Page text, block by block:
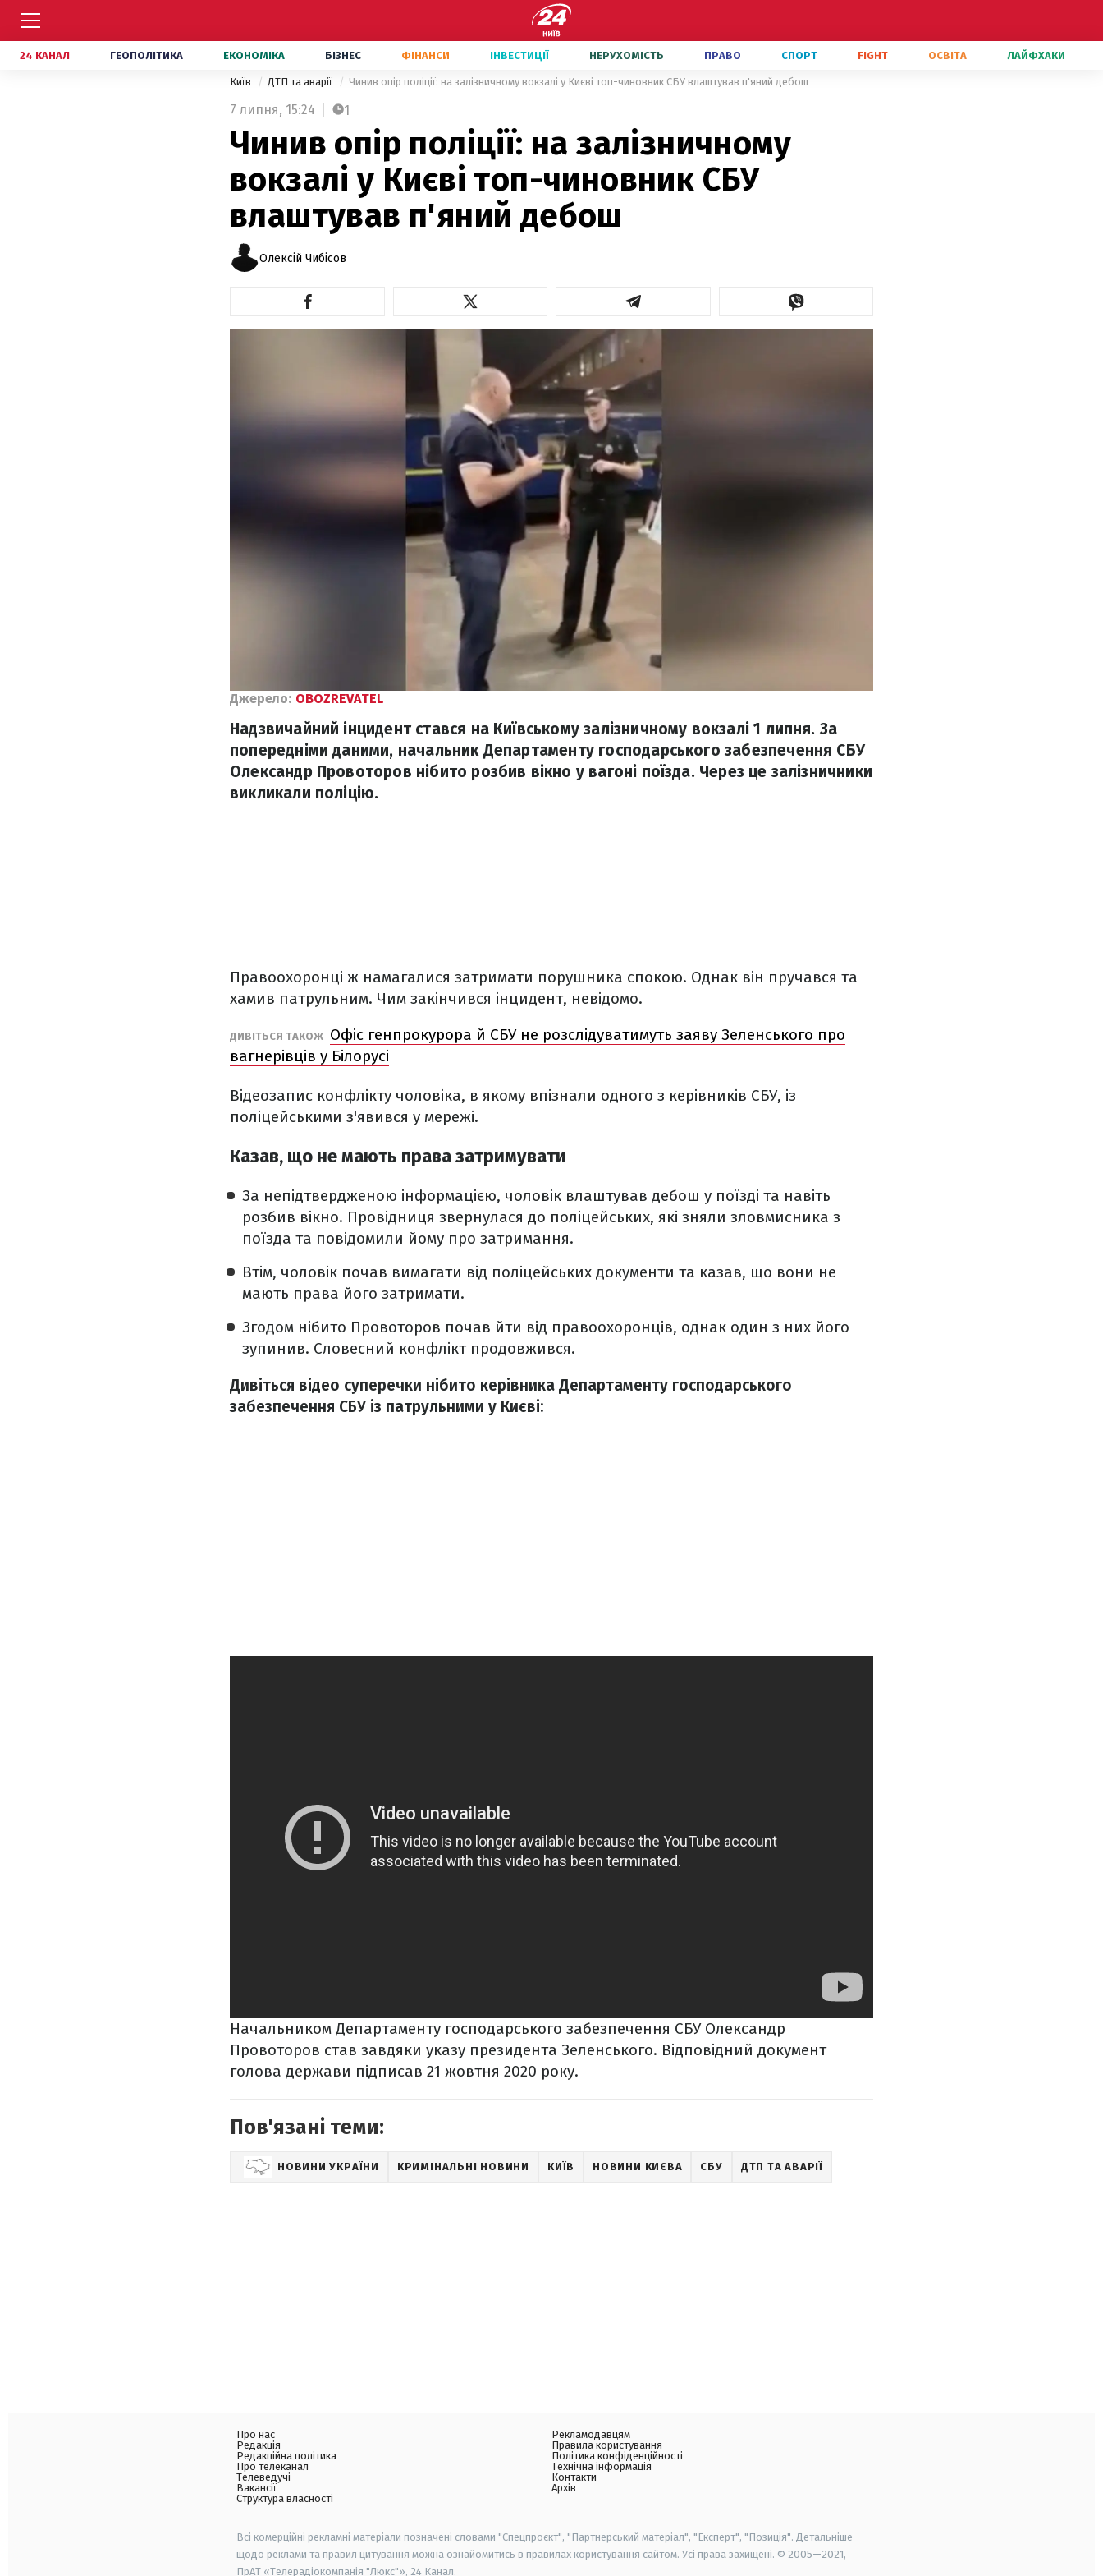
24 КАНАЛ ГЕОПОЛІТИКА ЕКОНОМІКА БІЗНЕС ФІНАНСИ ІНВЕСТИЦІЇ НЕРУХОМІСТЬ ПРАВО СПОРТ FIGHT ОСВІТА ЛАЙФХАКИ
Київ ДТП та аварії Чинив опір поліції: на залізничному вокзалі у Києві топ-чиновник СБУ влаштував п'яний дебош
7 липня, 15:24 1
Чинив опір поліції: на залізничному
вокзалі у Києві топ-чиновник СБУ
влаштував п'яний дебош
Олексій Чибісов
Джерело: OBOZREVATEL
Надзвичайний інцидент стався на Київському залізничному вокзалі 1 липня. За
попередніми даними, начальник Департаменту господарського забезпечення СБУ
Олександр Провоторов нібито розбив вікно у вагоні поїзда. Через це залізничники
викликали поліцію.
Правоохоронці ж намагалися затримати порушника спокою. Однак він пручався та
хамив патрульним. Чим закінчився інцидент, невідомо.
ДИВІТЬСЯ ТАКОЖ Офіс генпрокурора й СБУ не розслідуватимуть заяву Зеленського про
вагнерівців у Білорусі
Відеозапис конфлікту чоловіка, в якому впізнали одного з керівників СБУ, із
поліцейськими з'явився у мережі.
Казав, що не мають права затримувати
За непідтвердженою інформацією, чоловік влаштував дебош у поїзді та навіть
розбив вікно. Провідниця звернулася до поліцейських, які зняли зловмисника з
поїзда та повідомили йому про затримання.
Втім, чоловік почав вимагати від поліцейських документи та казав, що вони не
мають права його затримати.
Згодом нібито Провоторов почав йти від правоохоронців, однак один з них його
зупинив. Словесний конфлікт продовжився.
Дивіться відео суперечки нібито керівника Департаменту господарського
забезпечення СБУ із патрульними у Києві:
Начальником Департаменту господарського забезпечення СБУ Олександр
Провоторов став завдяки указу президента Зеленського. Відповідний документ
голова держави підписав 21 жовтня 2020 року.
Пов'язані теми:
НОВИНИ УКРАЇНИ КРИМІНАЛЬНІ НОВИНИ КИЇВ НОВИНИ КИЄВА СБУ ДТП ТА АВАРІЇ
Про нас
Редакція
Редакційна політика
Про телеканал
Телеведучі
Вакансії
Структура власності
Рекламодавцям
Правила користування
Політика конфіденційності
Технічна інформація
Контакти
Архів
Всі комерційні рекламні матеріали позначені словами "Спецпроєкт", "Партнерський матеріал", "Експерт", "Позиція". Детальніше
щодо реклами та правил цитування можна ознайомитись в правилах користування сайтом. Усі права захищені. © 2005—2021,
ПрАТ «Телерадіокомпанія "Люкс"», 24 Канал.